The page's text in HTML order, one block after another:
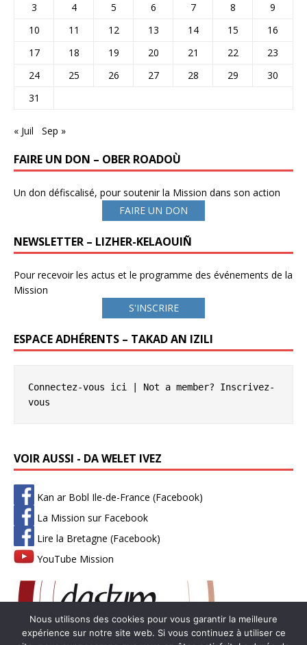
3
4 5 6 7 8
9
10
11 12 13 14 15
16
17
18 19 20 21 22
23
24
25 26 27 28 29
30
31
« Juil Sep »
FAIRE UN DON – OBER ROADOÙ
Un don défiscalisé, pour soutenir la Mission dans son action
FAIRE UN DON
NEWSLETTER – LIZHER-KELAOUIÑ
Pour recevoir les actus et le programme des événements de la
Mission
S'INSCRIRE
ESPACE ADHÉRENTS – TAKAD AN IZILI
Connectez-vous ici | Not a member? Inscrivez-
vous
VOIR AUSSI - DA WELET IVEZ
Kan ar Bobl Ile-de-France (Facebook)
La Mission sur Facebook
Lire la Bretagne (Facebook)
YouTube Mission
Nous utilisons des cookies pour vous garantir la meilleure
expérience sur notre site web. Si vous continuez à utiliser ce